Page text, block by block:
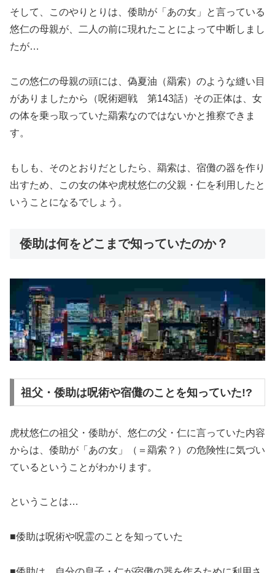
そして、このやりとりは、倭助が「あの女」と言っている
悠仁の母親が、二人の前に現れたことによって中断しまし
たが…
この悠仁の母親の頭には、偽夏油（羂索）のような縫い目
がありましたから（呪術廻戦 第143話）その正体は、女
の体を乗っ取っていた羂索なのではないかと推察できま
す。
もしも、そのとおりだとしたら、羂索は、宿儺の器を作り
出すため、この女の体や虎杖悠仁の父親・仁を利用したと
いうことになるでしょう。
倭助は何をどこまで知っていたのか？
祖父・倭助は呪術や宿儺のことを知っていた!?
虎杖悠仁の祖父・倭助が、悠仁の父・仁に言っていた内容
からは、倭助が「あの女」（＝羂索？）の危険性に気づい
ているということがわかります。
ということは…
■倭助は呪術や呪霊のことを知っていた